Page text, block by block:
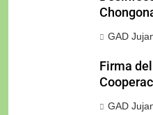
GAD
Firma
GAD